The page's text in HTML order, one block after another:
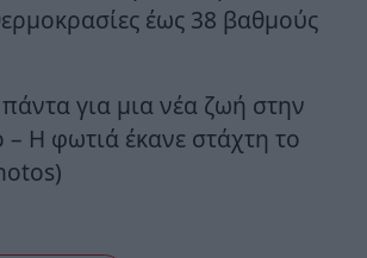
έως 38 βαθμούς
για μια νέα ζωή στην
Η φωτιά έκανε στάχτη το